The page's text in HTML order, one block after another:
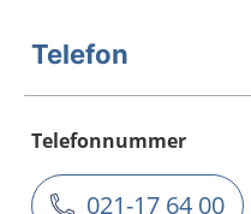
Telefon
Telefonnummer
021-17 64 00